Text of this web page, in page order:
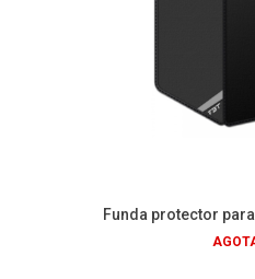
Funda protector para